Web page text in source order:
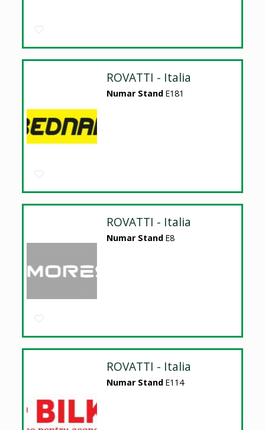
ROVATTI - Italia
Numar Stand E181
ROVATTI - Italia
Numar Stand E8
ROVATTI - Italia
Numar Stand E114